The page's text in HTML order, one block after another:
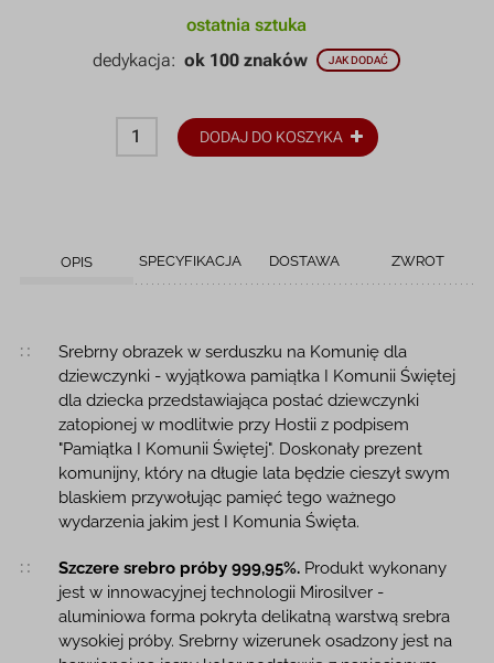
ostatnia sztuka
dedykacja:ok 100 znaków JAK DODAĆ
DODAJ DO KOSZYKA
OPIS SPECYFIKACJA DOSTAWA ZWROT
Opis produktu
Srebrny obrazek w serduszku na Komunię dla
dziewczynki - wyjątkowa pamiątka I Komunii Świętej
dla dziecka przedstawiająca postać dziewczynki
zatopionej w modlitwie przy Hostii z podpisem
"Pamiątka I Komunii Świętej". Doskonały prezent
komunijny, który na długie lata będzie cieszył swym
blaskiem przywołując pamięć tego ważnego
wydarzenia jakim jest I Komunia Święta.
Szczere srebro próby 999,95%.Produkt wykonany
jest w innowacyjnej technologii Mirosilver -
aluminiowa forma pokryta delikatną warstwą srebra
wysokiej próby. Srebrny wizerunek osadzony jest na